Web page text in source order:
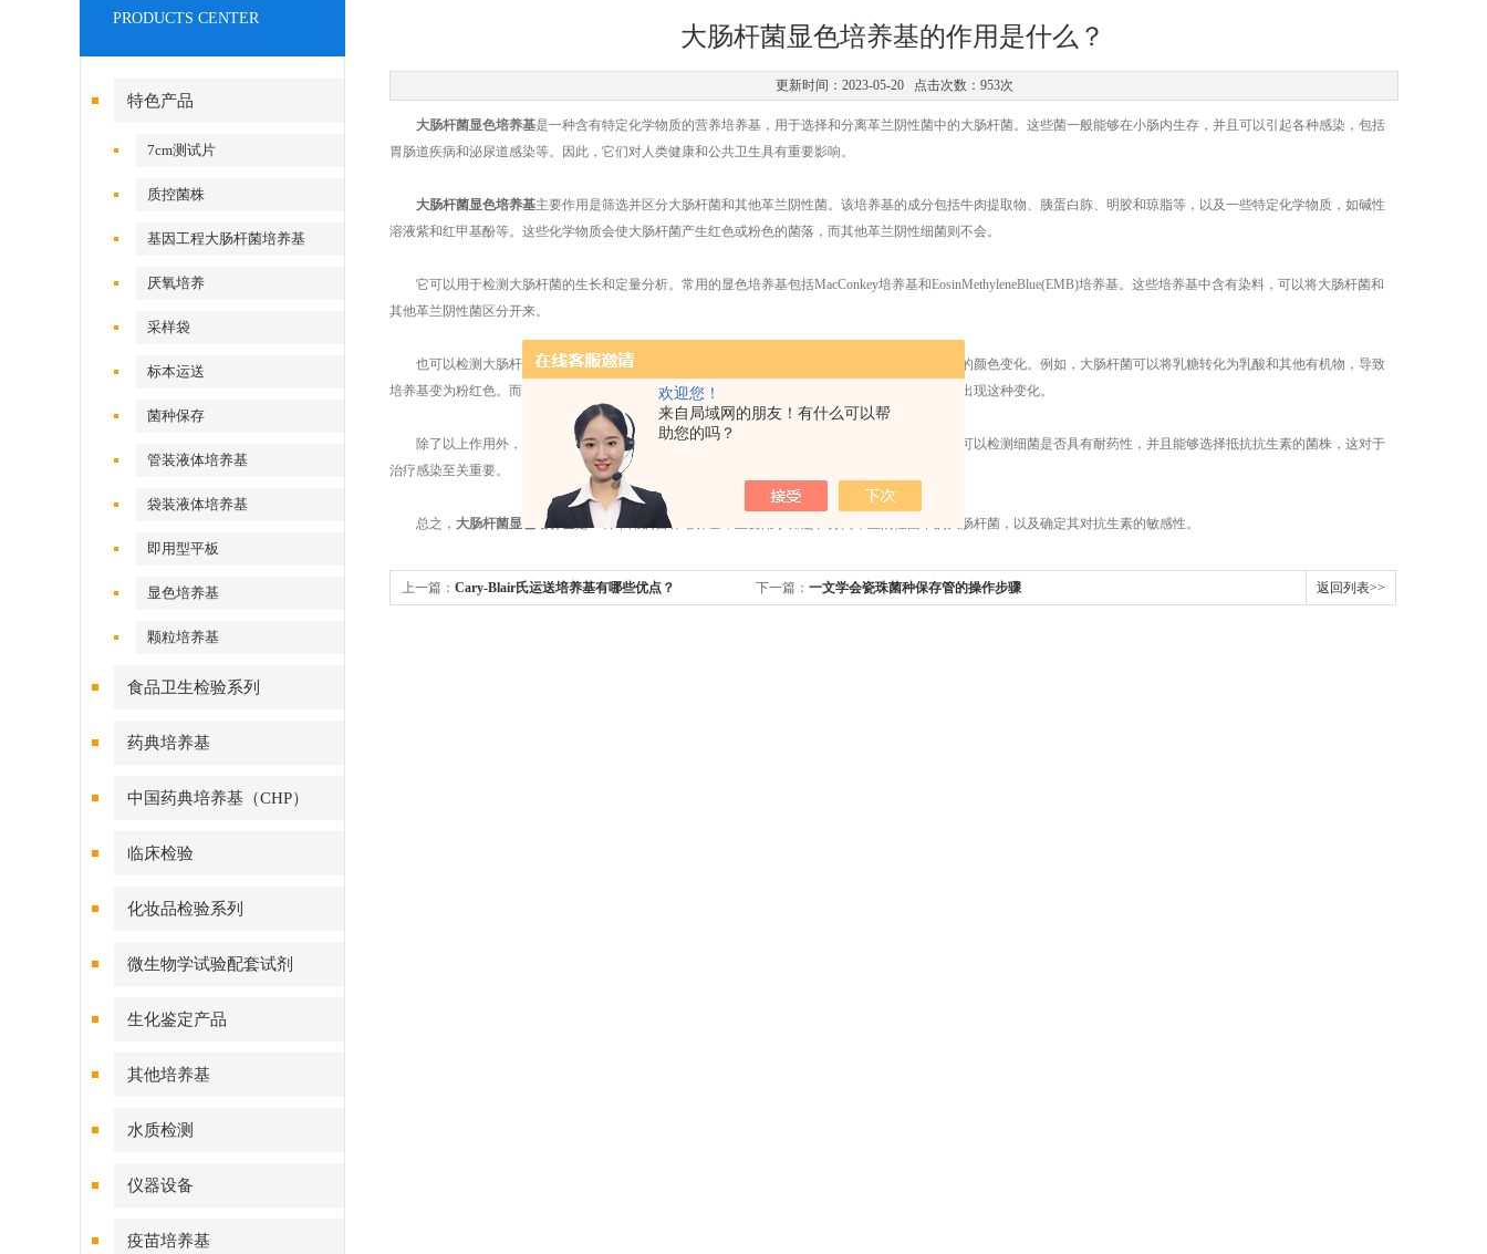
欢迎您！
来自局域网的朋友！有什么可以帮
助您的吗？
PRODUCTS CENTER
特色产品
7cm测试片
质控菌株
基因工程大肠杆菌培养基
厌氧培养
采样袋
标本运送
菌种保存
管装液体培养基
袋装液体培养基
即用型平板
显色培养基
颗粒培养基
食品卫生检验系列
药典培养基
中国药典培养基（CHP）
临床检验
化妆品检验系列
微生物学试验配套试剂
生化鉴定产品
其他培养基
水质检测
仪器设备
疫苗培养基
大肠杆菌显色培养基的作用是什么？
更新时间：2023-05-20 点击次数：953次
大肠杆菌显色培养基是一种含有特定化学物质的营养培养基，用于选择和分离革兰阴性菌中的大肠杆菌。这些菌一般能够在小肠内生存，并且可以引起各种感染，包括
胃肠道疾病和泌尿道感染等。因此，它们对人类健康和公共卫生具有重要影响。
大肠杆菌显色培养基主要作用是筛选并区分大肠杆菌和其他革兰阴性菌。该培养基的成分包括牛肉提取物、胰蛋白胨、明胶和琼脂等，以及一些特定化学物质，如碱性
溶液紫和红甲基酚等。这些化学物质会使大肠杆菌产生红色或粉色的菌落，而其他革兰阴性细菌则不会。
它可以用于检测大肠杆菌的生长和定量分析。常用的显色培养基包括MacConkey培养基和EosinMethyleneBlue(EMB)培养基。这些培养基中含有染料，可以将大肠杆菌和
其他革兰阴性菌区分开来。
也可以检测大肠杆菌的发酵能力。如果大肠杆菌存在于培养基中，则其代谢产物会导致培养基的颜色变化。例如，大肠杆菌可以将乳糖转化为乳酸和其他有机物，导致
培养基变为粉红色。而其他革兰阴性菌则不具备这种发酵能力，因此它们在该培养基上生长时不会出现这种变化。
除了以上作用外，还可以用于确定大肠杆菌对抗生素的敏感性。通过在培养基上添加抗生素，可以检测细菌是否具有耐药性，并且能够选择抵抗抗生素的菌株，这对于
治疗感染至关重要。
总之， 大肠杆菌显色培养基 是一种常用的营养培养基，主要用于筛选和分离革兰阴性菌中的大肠杆菌，以及确定其对抗生素的敏感性。
上一篇： Cary-Blair氏运送培养基有哪些优点？ 下一篇： 一文学会瓷珠菌种保存管的操作步骤 返回列表>>